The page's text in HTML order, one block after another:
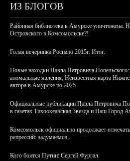
ИЗ БЛОГОВ
Районная библиотека в Амурске уничтожена.
Островского в Комсомольске?!
Голая вечеринка Роснано 2015г. Итог.
Новые находки Павла Петровича
аномальные явления, Неизвестная карта
автора в Амурске по 2025
Официальные публикации Павла Петровича
в газетах Тихоокеанская Звезда и Наш Город
Комсомольск официально продолжает
репрессий: задумаемся...
Кого боится Путин: Сергей Фургал